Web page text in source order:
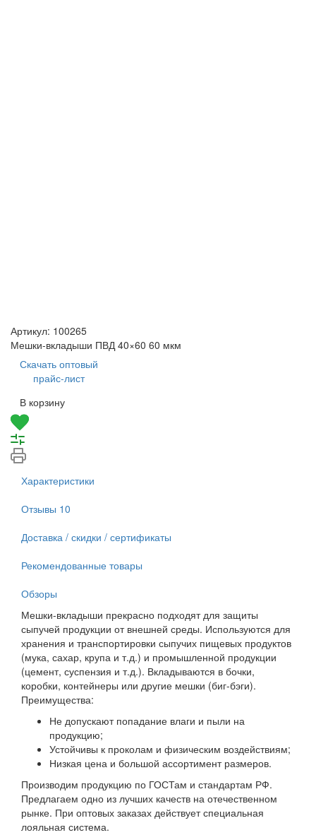
Артикул: 100265
Мешки-вкладыши ПВД 40×60 60 мкм
Скачать оптовый
прайс-лист
В корзину
Характеристики
Отзывы 10
Доставка / скидки / сертификаты
Рекомендованные товары
Обзоры
Мешки-вкладыши прекрасно подходят для защиты
сыпучей продукции от внешней среды. Используются для
хранения и транспортировки сыпучих пищевых продуктов
(мука, сахар, крупа и т.д.) и промышленной продукции
(цемент, суспензия и т.д.). Вкладываются в бочки,
коробки, контейнеры или другие мешки (биг-бэги).
Преимущества:
Не допускают попадание влаги и пыли на
продукцию;
Устойчивы к проколам и физическим воздействиям;
Низкая цена и большой ассортимент размеров.
Производим продукцию по ГОСТам и стандартам РФ.
Предлагаем одно из лучших качеств на отечественном
рынке. При оптовых заказах действует специальная
лояльная система.